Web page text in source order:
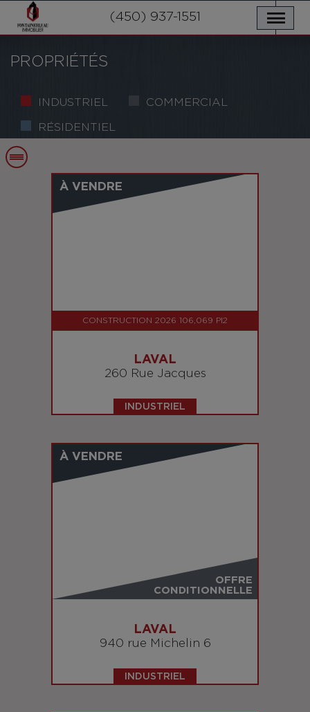
SERVICES
NOUVELLES
NOUS JOINDRE
POLITIQUE DE CONFIDENTIALITÉ
(450) 937-1551
PROPRIÉTÉS
INDUSTRIEL COMMERCIAL
RÉSIDENTIEL
À VENDRE
CONSTRUCTION 2026 106,069 PI2
LAVAL
260 Rue Jacques
INDUSTRIEL
À VENDRE
OFFRE
CONDITIONNELLE
LAVAL
940 rue Michelin 6
INDUSTRIEL